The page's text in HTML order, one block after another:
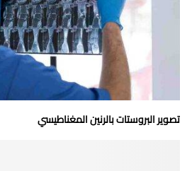
تصوير البروستات بالرنين المغناطيسي